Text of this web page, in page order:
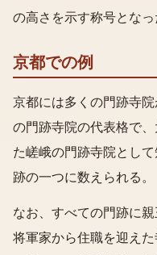
の高さを示す称号となっ
京都での例
京都には多くの門跡寺
の門跡寺院の代表格で
た嵯峨の門跡寺院とし
跡の一つに数えられる。
なお、すべての門跡に
将軍家から住職を迎え